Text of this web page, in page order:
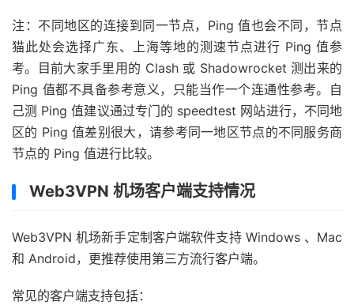
注：不同地区的连接到同一节点，Ping 值也会不同，节点
猫此处会选择广东、上海等地的测速节点进行 Ping 值参
考。目前大家手里用的 Clash 或 Shadowrocket 测出来的
Ping 值都不具备参考意义，只能当作一个连通性参考。自
己测 Ping 值建议通过专门的 speedtest 网站进行，不同地
区的 Ping 值差别很大，请参考同一地区节点的不同服务商
节点的 Ping 值进行比较。
Web3VPN 机场客户端支持情况
Web3VPN 机场新手定制客户端软件支持 Windows 、Mac
和 Android，更推荐使用第三方流行客户端。
常见的客户端支持包括：